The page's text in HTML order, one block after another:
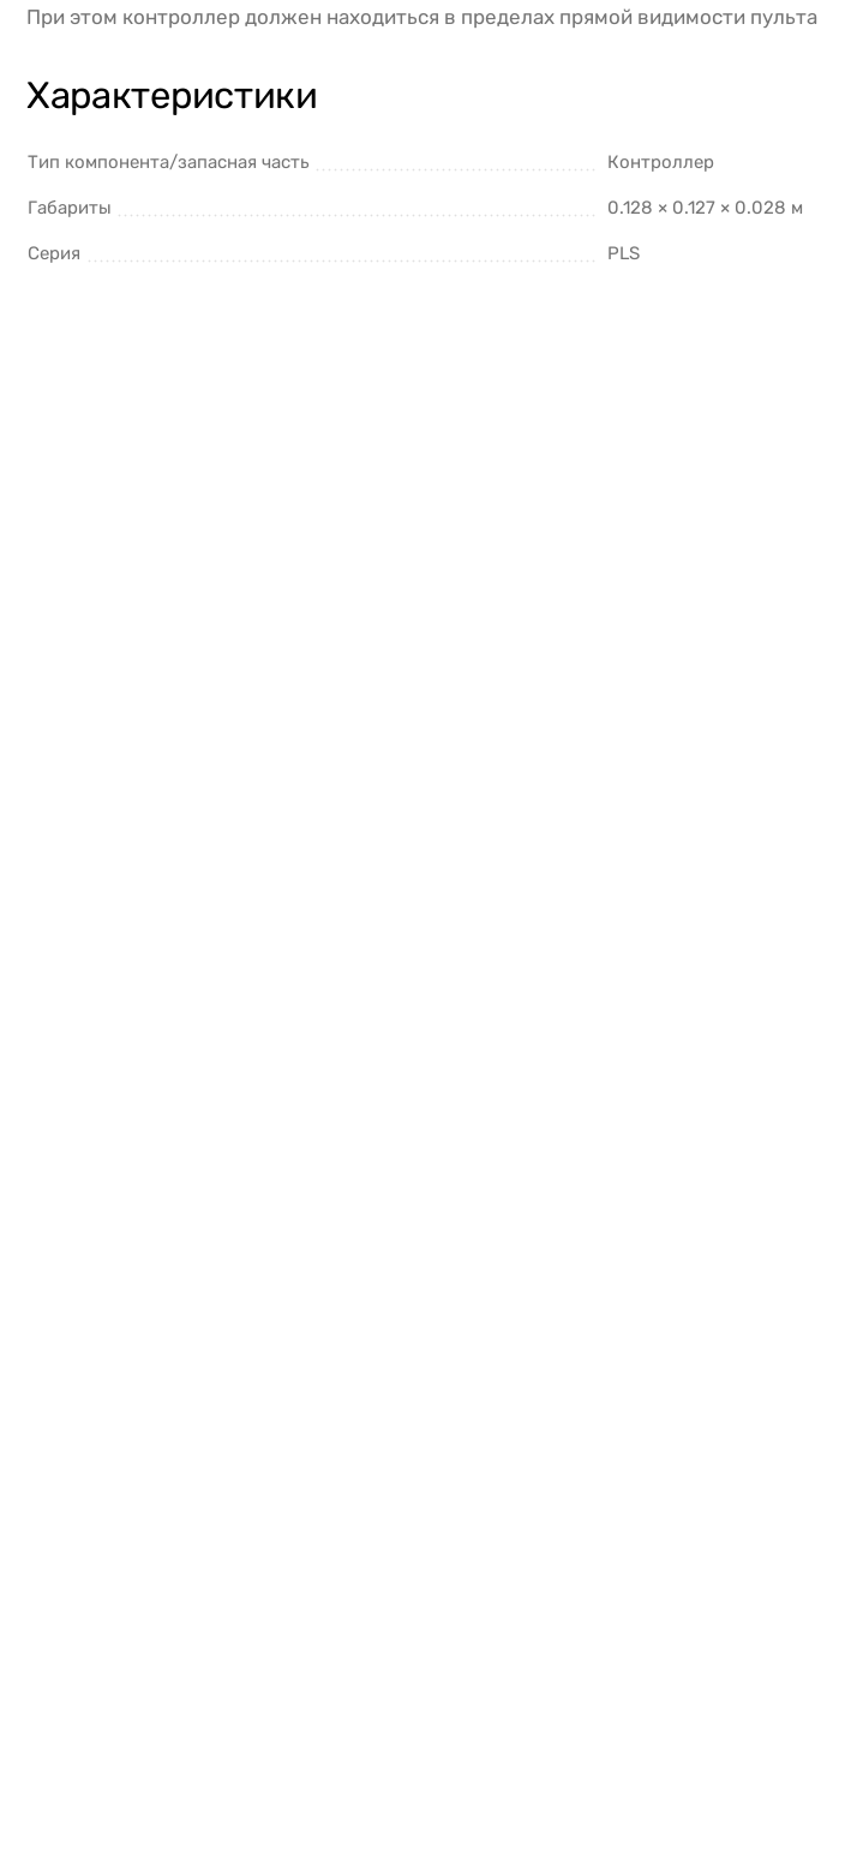
При этом контроллер должен находиться в пределах прямой видимости пульта
Характеристики
Тип компонента/запасная часть Контроллер
Габариты 0.128 × 0.127 × 0.028 м
Серия PLS